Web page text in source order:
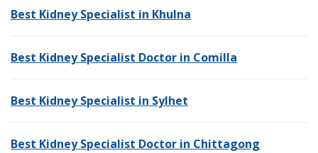
Best Kidney Specialist in Khulna
Best Kidney Specialist Doctor in Comilla
Best Kidney Specialist in Sylhet
Best Kidney Specialist Doctor in Chittagong